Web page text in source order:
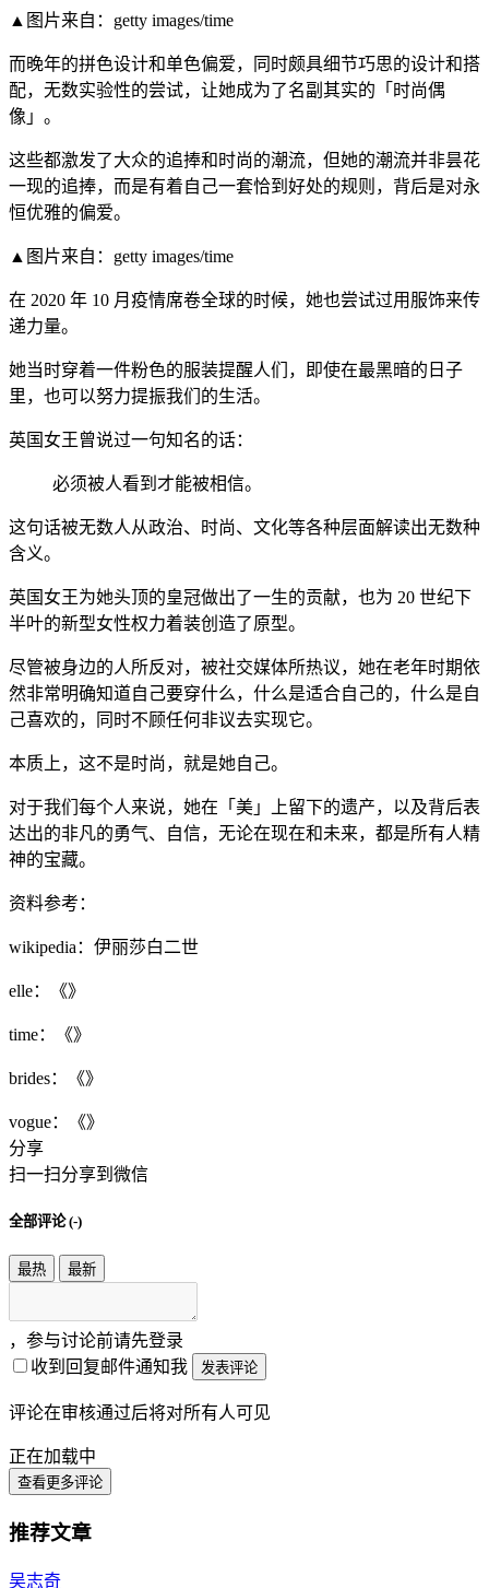
▲图片来自：getty images/time
而晚年的拼色设计和单色偏爱，同时颇具细节巧思的设计和搭
配，无数实验性的尝试，让她成为了名副其实的「时尚偶
像」。
这些都激发了大众的追捧和时尚的潮流，但她的潮流并非昙花
一现的追捧，而是有着自己一套恰到好处的规则，背后是对永
恒优雅的偏爱。
▲图片来自：getty images/time
在 2020 年 10 月疫情席卷全球的时候，她也尝试过用服饰来传
递力量。
她当时穿着一件粉色的服装提醒人们，即使在最黑暗的日子
里，也可以努力提振我们的生活。
英国女王曾说过一句知名的话：
必须被人看到才能被相信。
这句话被无数人从政治、时尚、文化等各种层面解读出无数种
含义。
英国女王为她头顶的皇冠做出了一生的贡献，也为 20 世纪下
半叶的新型女性权力着装创造了原型。
尽管被身边的人所反对，被社交媒体所热议，她在老年时期依
然非常明确知道自己要穿什么，什么是适合自己的，什么是自
己喜欢的，同时不顾任何非议去实现它。
本质上，这不是时尚，就是她自己。
对于我们每个人来说，她在「美」上留下的遗产，以及背后表
达出的非凡的勇气、自信，无论在现在和未来，都是所有人精
神的宝藏。
资料参考：
wikipedia：伊丽莎白二世
elle：《》
time：《》
brides：《》
vogue：《》
分享
扫一扫分享到微信
全部评论 (-)
最热 最新
，参与讨论前请先登录
收到回复邮件通知我
发表评论
评论在审核通过后将对所有人可见
正在加载中
查看更多评论
推荐文章
吴志奇